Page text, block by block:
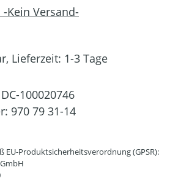
Kein Versand-
Lieferzeit: 1-3 Tage
DC-100020746
970 79 31-14
EU-Produktsicherheitsverordnung (GPSR):